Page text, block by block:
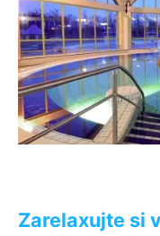
Zarelaxujte si